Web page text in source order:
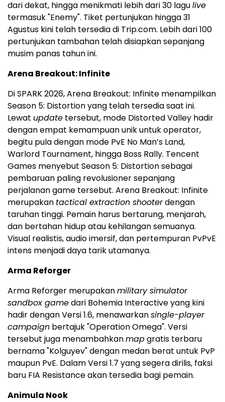
dari dekat, hingga menikmati lebih dari 30 lagulive
termasuk "Enemy". Tiket pertunjukan hingga 31
Agustus kini telah tersedia di Trip.com. Lebih dari 100
pertunjukan tambahan telah disiapkan sepanjang
musim panas tahun ini.
Arena Breakout: Infinite
Di SPARK 2026, Arena Breakout: Infinite menampilkan
Season 5: Distortion yang telah tersedia saat ini.
Lewat update tersebut, mode Distorted Valley hadir
dengan empat kemampuan unik untuk operator,
begitu pula dengan mode PvE No Man’s Land,
Warlord Tournament, hingga Boss Rally. Tencent
Games menyebut Season 5: Distortion sebagai
pembaruan paling revolusioner sepanjang
perjalanan game tersebut. Arena Breakout: Infinite
merupakan tactical extraction shooterdengan
taruhan tinggi. Pemain harus bertarung, menjarah,
dan bertahan hidup atau kehilangan semuanya.
Visual realistis, audio imersif, dan pertempuran PvPvE
intens menjadi daya tarik utamanya.
Arma Reforger
Arma Reforger merupakanmilitary simulator
sandbox gamedari Bohemia Interactive yang kini
hadir dengan Versi 1.6, menawarkansingle-player
campaign bertajuk "Operation Omega". Versi
tersebut juga menambahkanmapgratis terbaru
bernama "Kolguyev" dengan medan berat untuk PvP
maupun PvE. Dalam Versi 1.7 yang segera dirilis, faksi
baru FIA Resistance akan tersedia bagi pemain.
Animula Nook